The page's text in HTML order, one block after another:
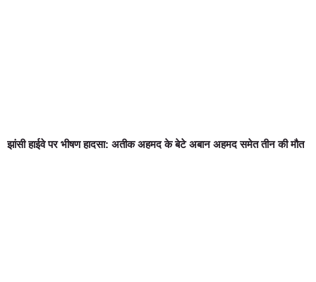
झांसी हाईवे पर भीषण हादसा: अतीक अहमद के बेटे अबान अहमद समेत तीन की मौत